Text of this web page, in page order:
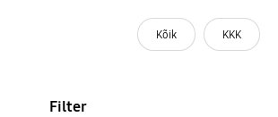
Kõik KKK
Filter